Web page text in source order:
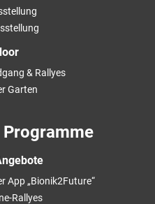
& Rallyes
Garten
Programme
App „Bionik2Future“
Rallyes